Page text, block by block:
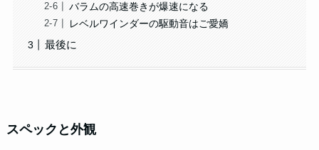
バラムの高速巻きが爆速になる
レベルワインダーの駆動音はご愛嬌
最後に
スペックと外観